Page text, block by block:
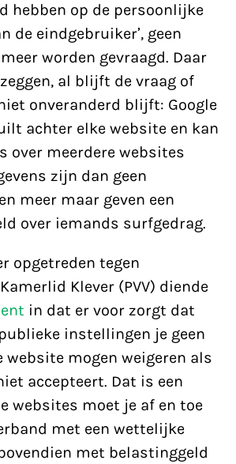
hebben op de persoonlijke
de eindgebruiker’, geen
worden gevraagd. Daar
al blijft de vraag of
onveranderd blijft: Google
achter elke website en kan
over meerdere websites
zijn dan geen
meer maar geven een
over iemands surfgedrag.
opgetreden tegen
Klever (PVV) diende
in dat er voor zorgt dat
instellingen je geen
website mogen weigeren als
accepteert. Dat is een
websites moet je af en toe
met een wettelijke
met belastinggeld